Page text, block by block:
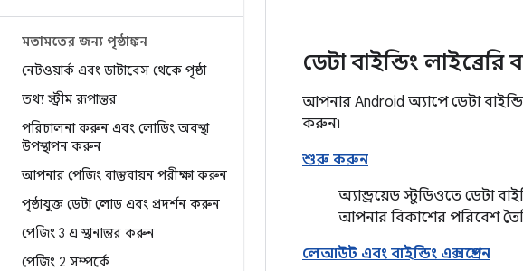
মতামতের জন্য পৃষ্ঠাঙ্কন
নেটওয়ার্ক এবং ডাটাবেস থেকে পৃষ্ঠা
তথ্য স্ট্রীম রূপান্তর
পরিচালনা করুন এবং লোডিং অবস্থা
উপস্থাপন করুন
আপনার পেজিং বাস্তবায়ন পরীক্ষা করুন
পৃষ্ঠাযুক্ত ডেটা লোড এবং প্রদর্শন করুন
পেজিং 3 এ স্থানান্তর করুন
পেজিং 2 সম্পর্কে
ডেটা বাইন্ডিং লাইব্রেরি
আপনার Android অ্যাপে ডেটা
করুন৷
শুরু করুন
অ্যান্ড্রয়েড স্টুডিওতে ডেটা
আপনার বিকাশের পরিবেশ
লেআউট এবং বাইন্ডিং এক্সপ্রেশন